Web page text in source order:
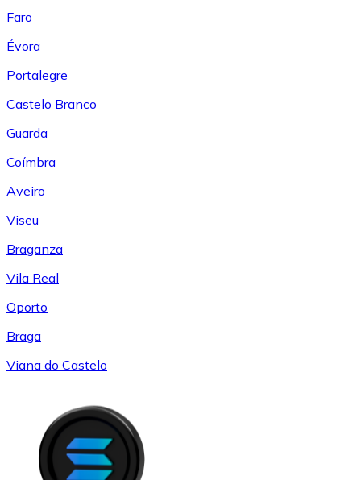
Faro
Évora
Portalegre
Castelo Branco
Guarda
Coímbra
Aveiro
Viseu
Braganza
Vila Real
Oporto
Braga
Viana do Castelo